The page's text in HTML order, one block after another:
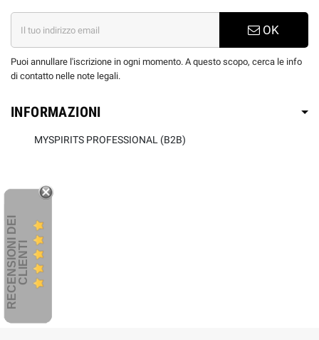
OK
Puoi annullare l'iscrizione in ogni momento. A questo scopo, cerca le info
di contatto nelle note legali.
INFORMAZIONI
MYSPIRITS PROFESSIONAL (B2B)
R
E
C
E
N
S
I
ON
I
D
E
I
C
L
I
E
N
TI